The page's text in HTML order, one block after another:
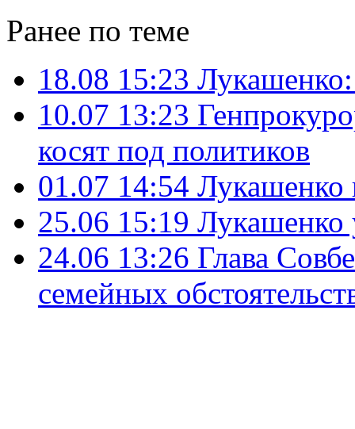
Ранее по теме
18.08 15:23
10.07 13:23
косят под политиков
01.07 14:54 Лукашенко
25.06 15:19 Лукашенко
24.06 13:26 Глава
семейных